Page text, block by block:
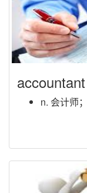
accountant
n. 会计师